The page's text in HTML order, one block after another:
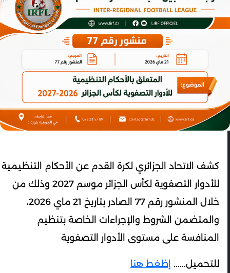
كشف الاتحاد الجزائري لكرة القدم عن الأحكام التنظيمية
للأدوار التصفوية لكأس الجزائر موسم 2027 وذلك من
خلال المنشور رقم 77 الصادر بتاريخ 21 ماي 2026،
والمتضمن الشروط والإجراءات الخاصة بتنظيم
المنافسة على مستوى الأدوار التصفوية
للتحميل...... إظغط هنا